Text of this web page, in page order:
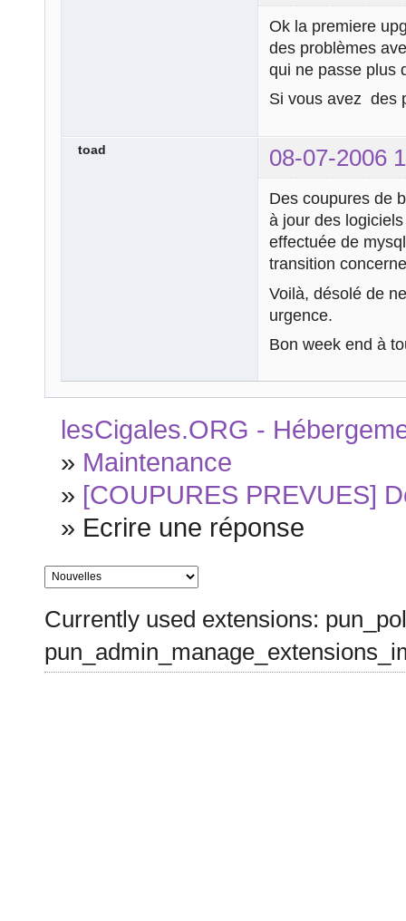
Ok la premiere
des problèmes
qui ne passe plus
Si vous avez des
toad 08-07-2006
Des coupures de
à jour des
effectuée de
transition
Voilà, désolé de
urgence.
Bon week end à
lesCigales.ORG -
» Maintenance
» [COUPURES PREVUES]
» Ecrire une réponse
Currently used extensions: